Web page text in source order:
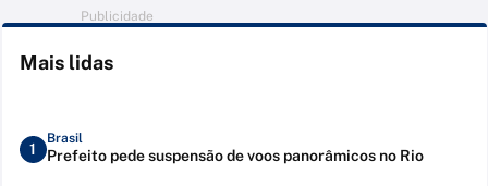
Publicidade
Mais lidas
1
Brasil
Prefeito pede suspensão de voos panorâmicos no Rio